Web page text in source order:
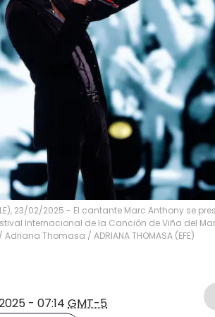
23/02/2025.- El cantante Marc Anthony se
Internacional de la Canción de Viña del
Adriana Thomasa / ADRIANA THOMASA (EFE)
- 07:14 GMT-5